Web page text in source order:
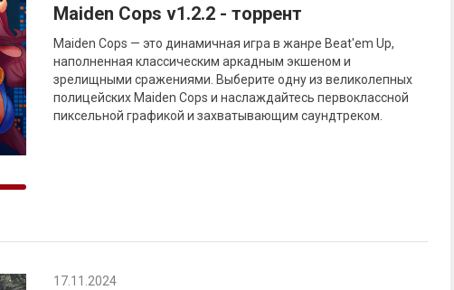
Maiden Cops v1.2.2 - торрент
Maiden Cops — это динамичная игра в жанре Beat'em Up,
наполненная классическим аркадным экшеном и
зрелищными сражениями. Выберите одну из великолепных
полицейских Maiden Cops и наслаждайтесь первоклассной
пиксельной графикой и захватывающим саундтреком.
17.11.2024